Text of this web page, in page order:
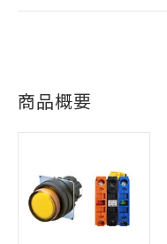
商品概要